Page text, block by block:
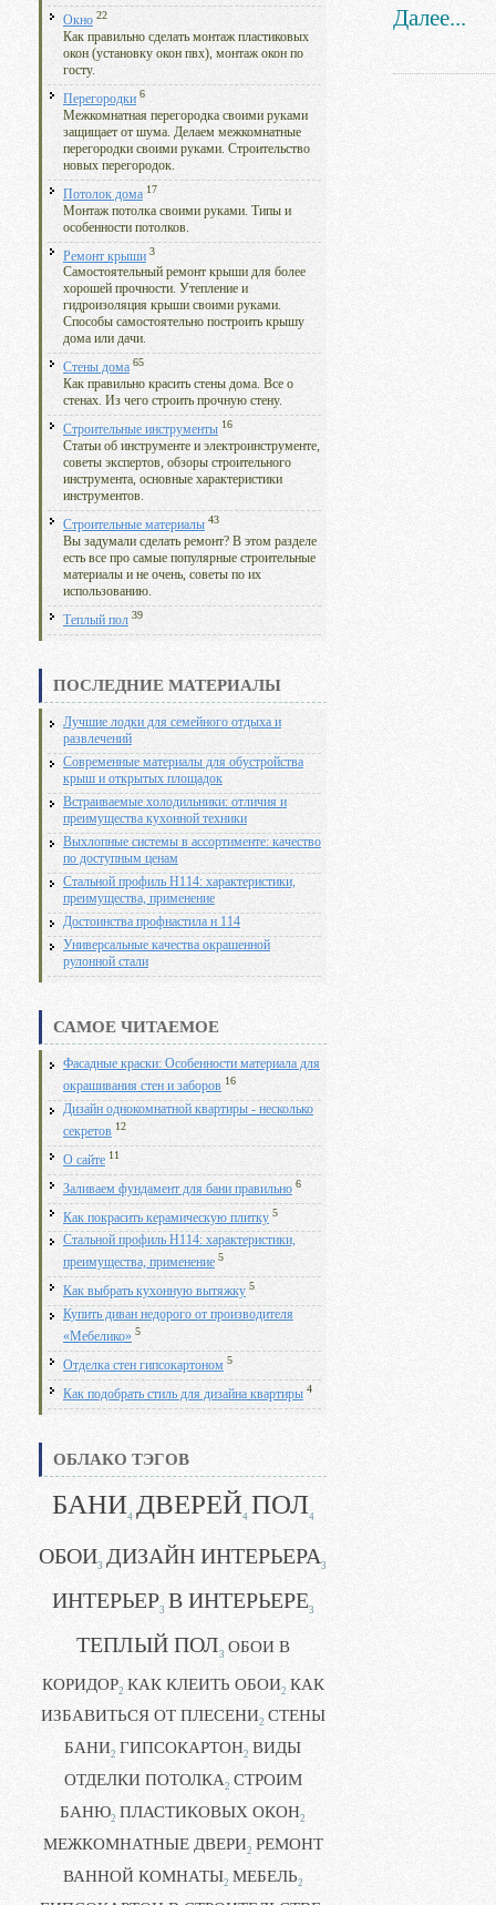
Окно 22
Как правильно сделать монтаж пластиковых
окон (установку окон пвх), монтаж окон по
госту.
Перегородки 6
Межкомнатная перегородка своими руками
защищает от шума. Делаем межкомнатные
перегородки своими руками. Строительство
новых перегородок.
Потолок дома 17
Монтаж потолка своими руками. Типы и
особенности потолков.
Ремонт крыши 3
Самостоятельный ремонт крыши для более
хорошей прочности. Утепление и
гидроизоляция крыши своими руками.
Способы самостоятельно построить крышу
дома или дачи.
Стены дома 65
Как правильно красить стены дома. Все о
стенах. Из чего строить прочную стену.
Строительные инструменты 16
Статьи об инструменте и электроинструменте,
советы экспертов, обзоры строительного
инструмента, основные характеристики
инструментов.
Строительные материалы 43
Вы задумали сделать ремонт? В этом разделе
есть все про самые популярные строительные
материалы и не очень, советы по их
использованию.
Теплый пол 39
ПОСЛЕДНИЕ МАТЕРИАЛЫ
Лучшие лодки для семейного отдыха и
развлечений
Современные материалы для обустройства
крыш и открытых площадок
Встраиваемые холодильники: отличия и
преимущества кухонной техники
Выхлопные системы в ассортименте: качество
по доступным ценам
Стальной профиль Н114: характеристики,
преимущества, применение
Достоинства профнастила н 114
Универсальные качества окрашенной
рулонной стали
САМОЕ ЧИТАЕМОЕ
Фасадные краски: Особенности материала для
окрашивания стен и заборов 16
Дизайн однокомнатной квартиры - несколько
секретов 12
О сайте 11
Заливаем фундамент для бани правильно 6
Как покрасить керамическую плитку 5
Стальной профиль Н114: характеристики,
преимущества, применение 5
Как выбрать кухонную вытяжку 5
Купить диван недорого от производителя
«Мебелико» 5
Отделка стен гипсокартоном 5
Как подобрать стиль для дизайна квартиры 4
ОБЛАКО ТЭГОВ
БАНИ4 ДВЕРЕЙ4 ПОЛ4
ОБОИ3 ДИЗАЙН ИНТЕРЬЕРА3
ИНТЕРЬЕР3 В ИНТЕРЬЕРЕ3
ТЕПЛЫЙ ПОЛ3 ОБОИ В
КОРИДОР2 КАК КЛЕИТЬ ОБОИ2 КАК
ИЗБАВИТЬСЯ ОТ ПЛЕСЕНИ2 СТЕНЫ
БАНИ2 ГИПСОКАРТОН2 ВИДЫ
ОТДЕЛКИ ПОТОЛКА2 СТРОИМ
БАНЮ2 ПЛАСТИКОВЫХ ОКОН2
МЕЖКОМНАТНЫЕ ДВЕРИ2 РЕМОНТ
ВАННОЙ КОМНАТЫ2 МЕБЕЛЬ2
Далее...